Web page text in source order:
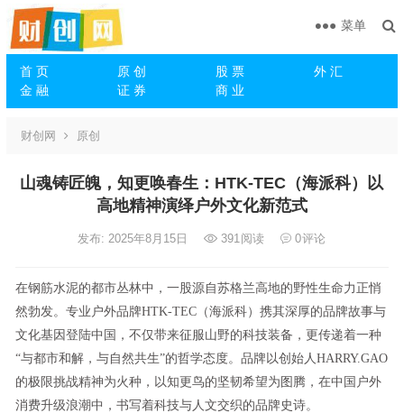
首 页 原 创 股 票
外 汇
金 融
证 券 商 业
菜单
财创网 原创
山魂铸匠魄，知更唤春生：HTK-TEC（海派科）以
高地精神演绎户外文化新范式
发布: 2025年8月15日 391阅读 0评论
在钢筋水泥的都市丛林中，一股源自苏格兰高地的野性生命力正悄
然勃发。专业户外品牌HTK-TEC（海派科）携其深厚的品牌故事与
文化基因登陆中国，不仅带来征服山野的科技装备，更传递着一种
“与都市和解，与自然共生”的哲学态度。品牌以创始人HARRY.GAO
的极限挑战精神为火种，以知更鸟的坚韧希望为图腾，在中国户外
消费升级浪潮中，书写着科技与人文交织的品牌史诗。